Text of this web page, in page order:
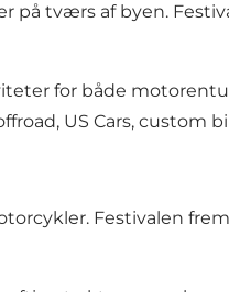
tværs af byen.
for både
US Cars, custom
Festivalen